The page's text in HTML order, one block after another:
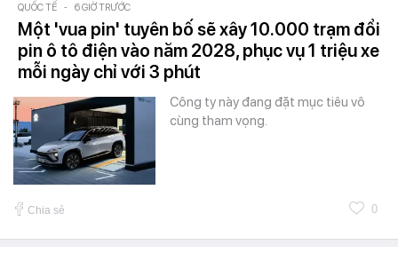
QUỐC TẾ - 6 GIỜ TRƯỚC
Một 'vua pin' tuyên bố sẽ xây 10.000 trạm đổi
pin ô tô điện vào năm 2028, phục vụ 1 triệu xe
mỗi ngày chỉ với 3 phút
Công ty này đang đặt mục tiêu vô
cùng tham vọng.
Chia sẻ 0